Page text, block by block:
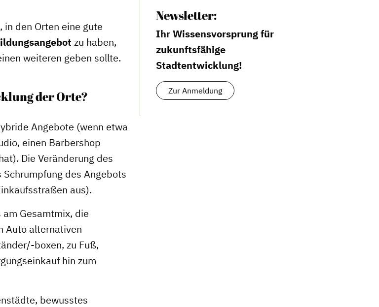
den Orten eine gute
zu haben,
weiteren geben sollte.
der Orte?
Angebote (wenn etwa
einen Barbershop
Die Veränderung des
des Angebots
aus).
Gesamtmix, die
Auto alternativen
boxen, zu Fuß,
hin zum
bewusstes
Newsletter:
Ihr Wissensvorsprung für
zukunftsfähige
Stadtentwicklung!
Zur Anmeldung